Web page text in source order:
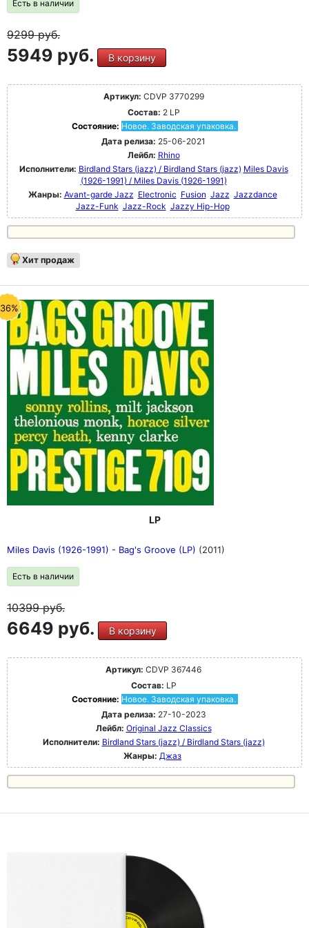
Есть в наличии
9299руб.
5949 руб. В корзину
Артикул: CDVP 3770299
Состав: 2 LP
Состояние: Новое. Заводская упаковка.
Дата релиза: 25-06-2021
Лейбл: Rhino
Исполнители: Birdland Stars (jazz) / Birdland Stars (jazz) Miles Davis
(1926-1991) / Miles Davis (1926-1991)
Жанры: Avant-garde Jazz Electronic Fusion Jazz Jazzdance
Jazz-Funk Jazz-Rock Jazzy Hip-Hop
Хит продаж
LP
Miles Davis (1926-1991) - Bag's Groove (LP) (2011)
Есть в наличии
10399руб.
6649 руб. В корзину
Артикул: CDVP 367446
Состав: LP
Состояние: Новое. Заводская упаковка.
Дата релиза: 27-10-2023
Лейбл: Original Jazz Classics
Исполнители: Birdland Stars (jazz) / Birdland Stars (jazz)
Жанры: Джаз